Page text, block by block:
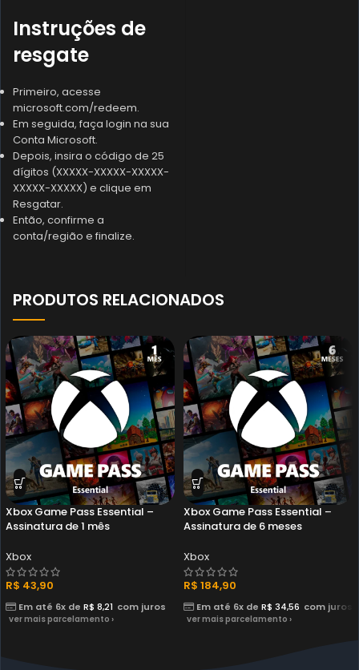
Instruções de
resgate
Primeiro, acesse
microsoft.com/redeem.
Em seguida, faça login na sua
Conta Microsoft.
Depois, insira o código de 25
dígitos (XXXXX-XXXXX-XXXXX-
XXXXX-XXXXX) e clique em
Resgatar.
Então, confirme a
conta/região e finalize.
PRODUTOS RELACIONADOS
Xbox Game Pass Essential –
Assinatura de 1 mês
Xbox
R$ 43,90
Em até 6x de R$ 8,21 com juros
ver mais parcelamento ›
Xbox Game Pass Essential –
Assinatura de 6 meses
Xbox
R$ 184,90
Em até 6x de R$ 34,56 com juros
ver mais parcelamento ›